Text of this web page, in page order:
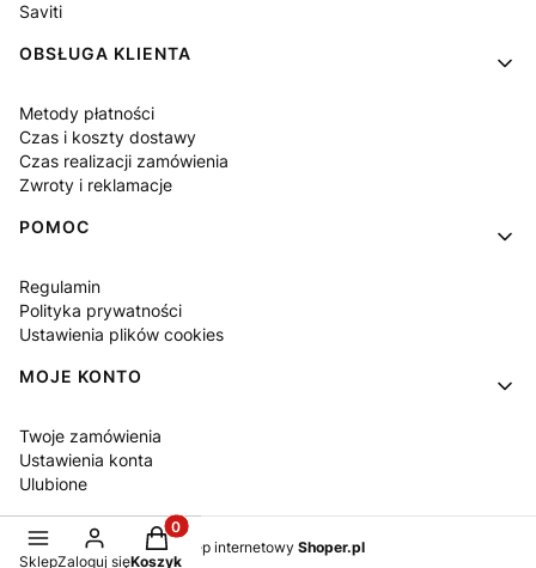
Saviti
OBSŁUGA KLIENTA
Metody płatności
Czas i koszty dostawy
Czas realizacji zamówienia
Zwroty i reklamacje
POMOC
Regulamin
Polityka prywatności
Ustawienia plików cookies
MOJE KONTO
Twoje zamówienia
Ustawienia konta
Ulubione
Sklep internetowy Shoper.pl
SklepZaloguj się
Produkty w koszyku: 0. Zobacz szczegóły
Koszyk